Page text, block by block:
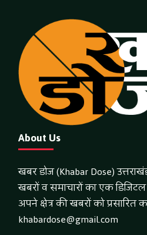
About Us
खबर डोज (Khabar Dose)
खबरों व समाचारों का एक
अपने क्षेत्र की खबरों को
khabardose@gmail.com